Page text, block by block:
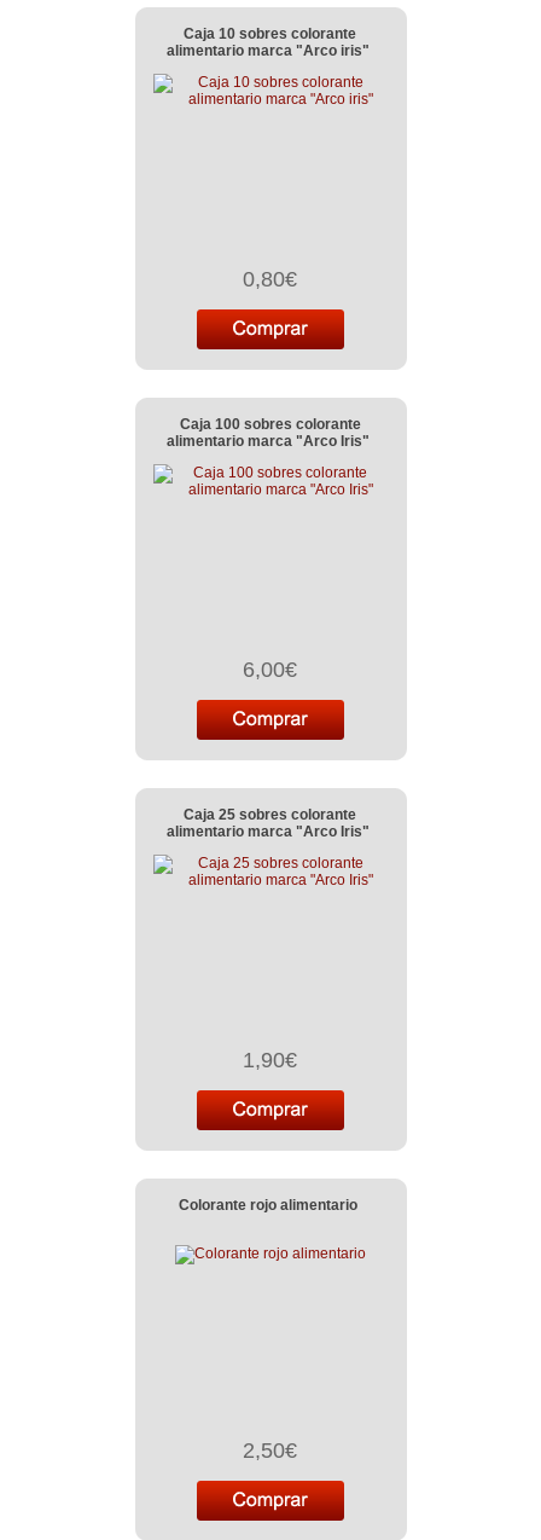
Caja 10 sobres colorante
alimentario marca "Arco iris"
0,80€
Caja 100 sobres colorante
alimentario marca "Arco Iris"
6,00€
Caja 25 sobres colorante
alimentario marca "Arco Iris"
1,90€
Colorante rojo alimentario
2,50€